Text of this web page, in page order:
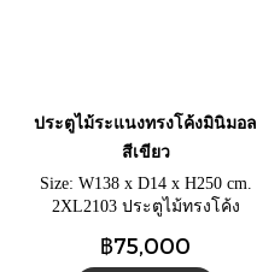
ประตูไม้ระแนงทรงโค้งมินิมอล
สีเขียว
Size: W138 x D14 x H250 cm.
2XL2103 ประตูไม้ทรงโค้ง
แต่งสวน แต่งคาเฟ่
฿75,000